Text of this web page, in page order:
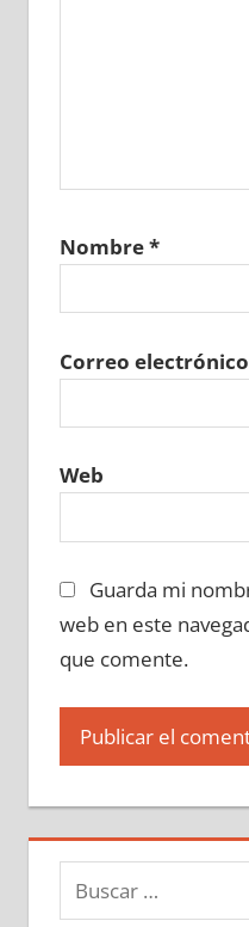
Nombre*
Correo electrónico
Web
Guarda mi
web en este
que comente.